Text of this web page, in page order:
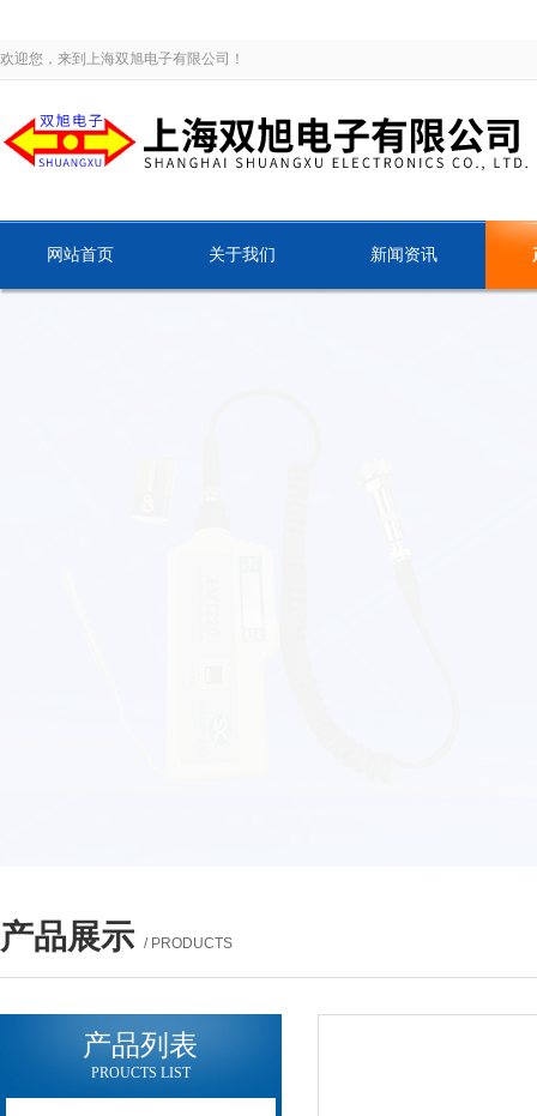
欢迎您，来到上海双旭电子有限公司！
网站首页 关于我们 新闻资讯
产品展示 / PRODUCTS
产品列表
PROUCTS LIST